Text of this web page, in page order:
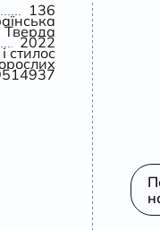
136
Тверда
2022
стилос